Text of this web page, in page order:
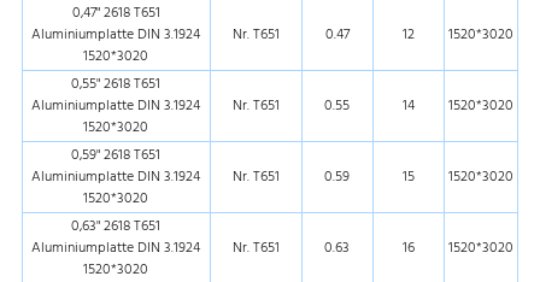
0,47" 2618 T651
Aluminiumplatte DIN 3.1924
1520*3020
Nr. T651 0.47 12 1520*3020
0,55" 2618 T651
Aluminiumplatte DIN 3.1924
1520*3020
Nr. T651 0.55 14 1520*3020
0,59" 2618 T651
Aluminiumplatte DIN 3.1924
1520*3020
Nr. T651 0.59 15 1520*3020
0,63" 2618 T651
Aluminiumplatte DIN 3.1924
1520*3020
Nr. T651 0.63 16 1520*3020